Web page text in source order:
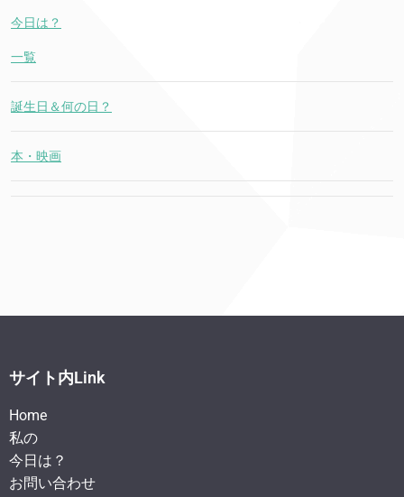
今日は？
一覧
誕生日＆何の日？
本・映画
サイト内Link
Home
私の
今日は？
お問い合わせ